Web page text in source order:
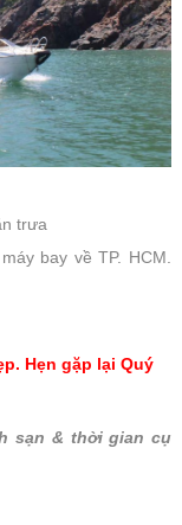
trưa
bay về TP. HCM.
Hẹn gặp lại Quý
sạn & thời gian cụ